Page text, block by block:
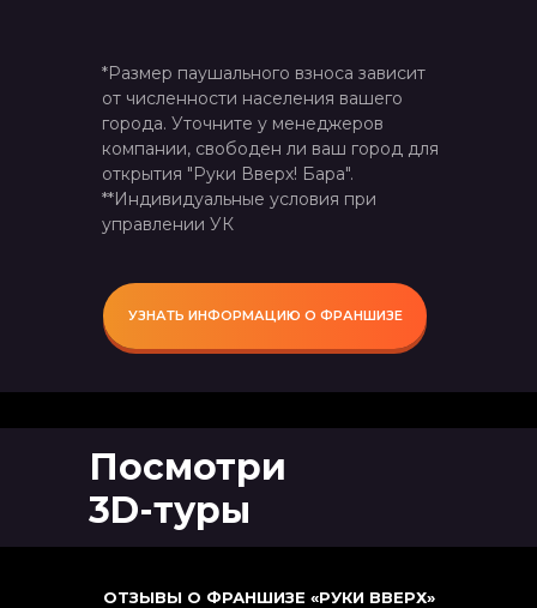
*Размер паушального взноса зависит
от численности населения вашего
города. Уточните у менеджеров
компании, свободен ли ваш город для
открытия "Руки Вверх! Бара".
**Индивидуальные условия при
управлении УК
УЗНАТЬ ИНФОРМАЦИЮ О ФРАНШИЗЕ
Посмотри
3D-туры
ОТЗЫВЫ О ФРАНШИЗЕ «РУКИ ВВЕРХ»